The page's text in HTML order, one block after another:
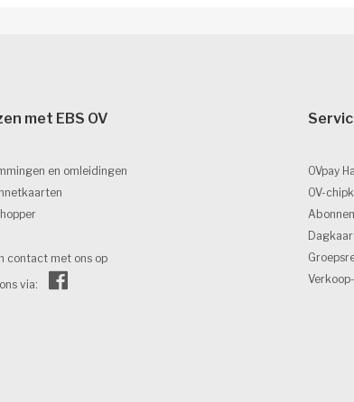
met EBS OV
en omleidingen
contact met ons op
via:
OVpay
OV-